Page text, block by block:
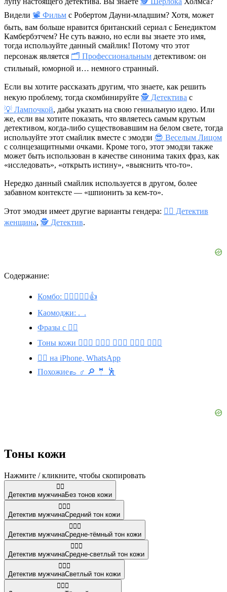
Видели 📽 Фильм с Робертом Дауни-младшим? Хотя, может
быть, вам больше нравится британский сериал с Бенедиктом
Камбербэтчем? Не суть важно, но если вы знаете это имя,
тогда используйте данный смайлик! Потому что этот
персонаж является 🗂 Профессиональным детективом: он
стильный, юморной и… немного странный.
Если вы хотите рассказать другим, что знаете, как решить
некую проблему, тогда скомбинируйте 🕵️ Детектива с
💡 Лампочкой, дабы указать на свою гениальную идею. Или
же, если вы хотите показать, что являетесь самым крутым
детективом, когда-либо существовавшим на белом свете, тогда
используйте этот смайлик вместе с эмодзи 😎 Веселым Лицом
с солнцезащитными очками. Кроме того, этот эмодзи также
может быть использован в качестве синонима таких фраз, как
«исследовать», «открыть истину», «выяснить что-то».
Нередко данный смайлик используется в другом, более
забавном контексте — «шпионить за кем-то».
Этот эмодзи имеет другие варианты гендера: 🕵️‍♀️ Детектив
женщина, 🕵️ Детектив.
Содержание:
Комбо: 🕵️‍♂️💀🔎🔑👍
Каомоджи: ._.
Фразы с 🕵️‍♂️
Тоны кожи 🕵🏽‍♂️ 🕵🏾‍♂️ 🕵🏼‍♂️ 🕵🏻‍♂️ 🕵🏿‍♂️
🕵️‍♂️ на iPhone, WhatsApp
Похожие👞 ♂️ 🔎 🤵 🕺
Тоны кожи
Нажмите / кликните, чтобы скопировать
🕵️‍♂️
Детектив мужчинаБез тонов кожи
🕵🏽‍♂️
Детектив мужчинаСредний тон кожи
🕵🏾‍♂️
Детектив мужчинаСредне-тёмный тон кожи
🕵🏼‍♂️
Детектив мужчинаСредне-светлый тон кожи
🕵🏻‍♂️
Детектив мужчинаСветлый тон кожи
🕵🏿‍♂️